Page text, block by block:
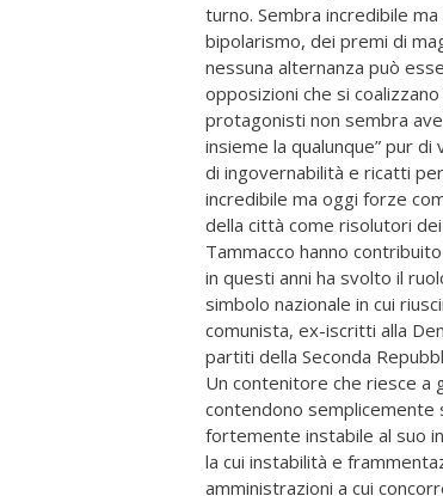
turno. Sembra incredibile
bipolarismo, dei premi di
nessuna alternanza può
opposizioni che si
protagonisti non sembra
insieme la qualunque” pur
di ingovernabilità e ricatti
incredibile ma oggi forze
della città come risolutori
Tammacco hanno
in questi anni ha svolto il
simbolo nazionale in cui
comunista, ex-iscritti alla
partiti della Seconda
Un contenitore che riesce a
contendono
fortemente instabile al suo
la cui instabilità e
amministrazioni a cui